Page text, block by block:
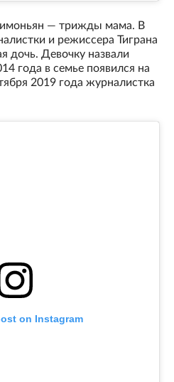
— трижды мама. В
и режиссера Тиграна
дочь. Девочку назвали
года в семье появился на
2019 года журналистка
on Instagram